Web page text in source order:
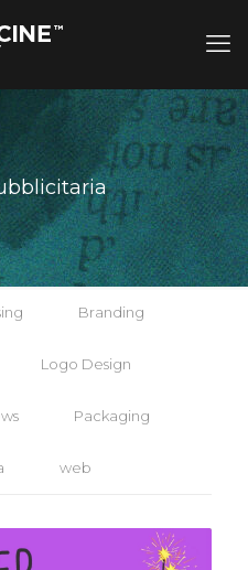
Branding
Logo Design
Packaging
web